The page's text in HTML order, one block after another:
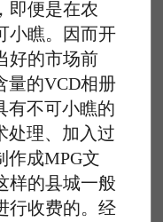
便是在农
小瞧。因而开
好的市场前
量的VCD相册
有不可小瞧的
处理、加入过
作成MPG文
样的县城一般
行收费的。经